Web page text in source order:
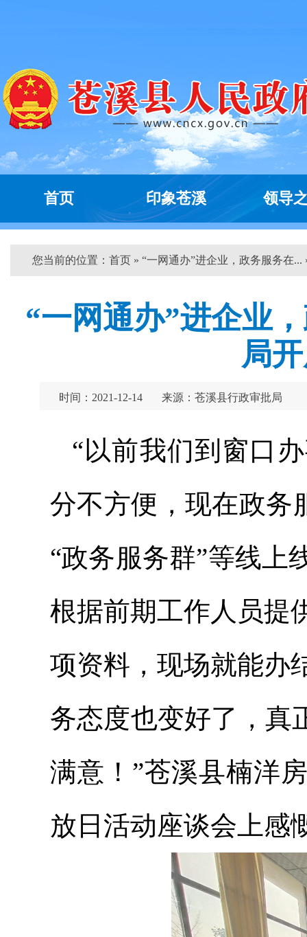
首页 印象苍溪 领导
您当前的位置： 首页 » “一网通办”进企业，政务服务在...
“一网通办”进企业
局
时间：2021-12-14 来源：苍溪县行政审批局
“以前我们到窗口
分不方便，现在政务
“政务服务群”等线上
根据前期工作人员提
项资料，现场就能办
务态度也变好了，真
满意！”苍溪县楠洋
放日活动座谈会上感